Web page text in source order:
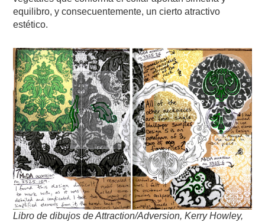
equilibro, y consecuentemente, un cierto atractivo
estético.
Libro de dibujos de Attraction/Adversion, Kerry Howley,